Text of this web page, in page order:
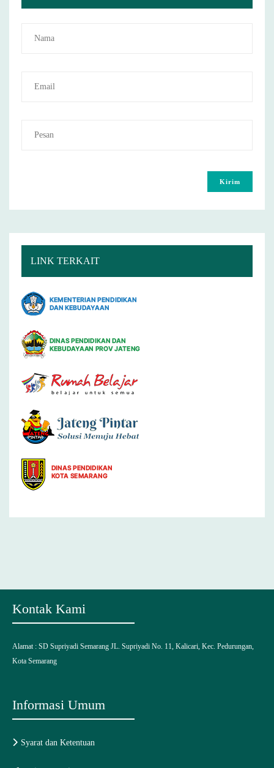
LINK TERKAIT
Kontak Kami
Alamat : SD Supriyadi Semarang JL. Supriyadi No. 11, Kalicari, Kec. Pedurungan,
Kota Semarang
Informasi Umum
Syarat dan Ketentuan